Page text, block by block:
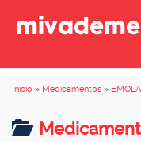
Inicio » Medicamentos »